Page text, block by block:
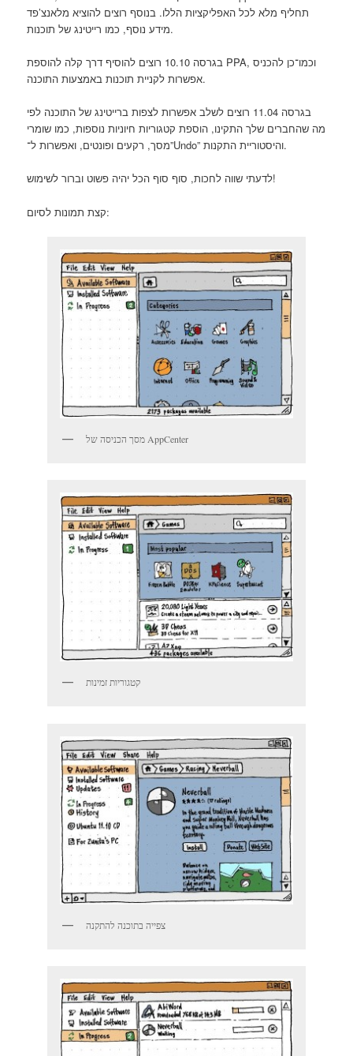
תחליף מלא לכל האפליקציות הללו. בנוסף רוצים להוציא מלאנצ’פד
מידע נוסף, כמו רייטינג של תוכנות.
בגרסה 10.10 רוצים להוסיף דרך קלה להוספת PPA, וכמו־כן להכניס
אפשרות לקניית תוכנות באמצעות התוכנה.
בגרסה 11.04 רוצים לשלב אפשרות לצפות ברייטינג של התוכנה לפי
מה שהחברים שלך התקינו, הוספת קטגוריות חיוניות נוספות, כמו שומרי
מסך, רקעים ופונטים, ואפשרות ל־”Undo” והיסטוריית התקנות.
לדעתי שווה לחכות, סוף סוף הכל יהיה פשוט וברור לשימוש!
קצת תמונות לסיום:
מסך הכניסה של AppCenter
קטגוריות זמינות
צפייה בתוכנה להתקנה